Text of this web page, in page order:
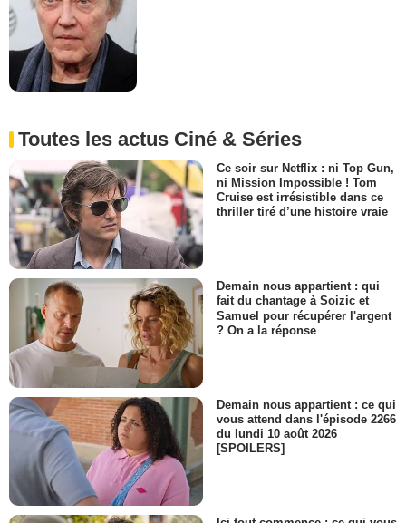
Toutes les actus Ciné & Séries
Ce soir sur Netflix : ni Top Gun,
ni Mission Impossible ! Tom
Cruise est irrésistible dans ce
thriller tiré d’une histoire vraie
Demain nous appartient : qui
fait du chantage à Soizic et
Samuel pour récupérer l'argent
? On a la réponse
Demain nous appartient : ce qui
vous attend dans l'épisode 2266
du lundi 10 août 2026
[SPOILERS]